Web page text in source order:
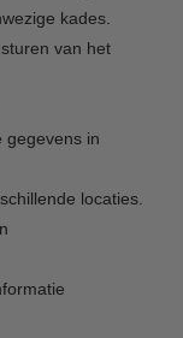
kades.
van het
gegevens in
locaties.